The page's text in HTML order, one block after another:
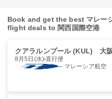
Book and get the best マレー
flight deals to 関西国際空港
クアラルンプール (KUL) 大
8月5日(水) 直行便
マレーシア航空